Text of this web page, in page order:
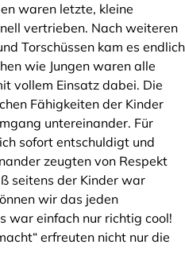
waren letzte, kleine
vertrieben. Nach weiteren
Torschüssen kam es endlich
wie Jungen waren alle
vollem Einsatz dabei. Die
Fähigkeiten der Kinder
untereinander. Für
sofort entschuldigt und
zeugten von Respekt
seitens der Kinder war
wir das jeden
war einfach nur richtig cool!
erfreuten nicht nur die